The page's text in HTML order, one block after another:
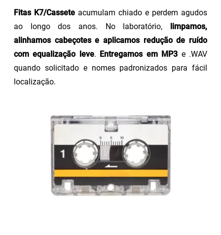
Fitas K7/Cassete acumulam chiado e perdem agudos
ao longo dos anos. No laboratório, limpamos,
alinhamos cabeçotes e aplicamos redução de ruído
com equalização leve. Entregamos em MP3 e .WAV
quando solicitado e nomes padronizados para fácil
localização.